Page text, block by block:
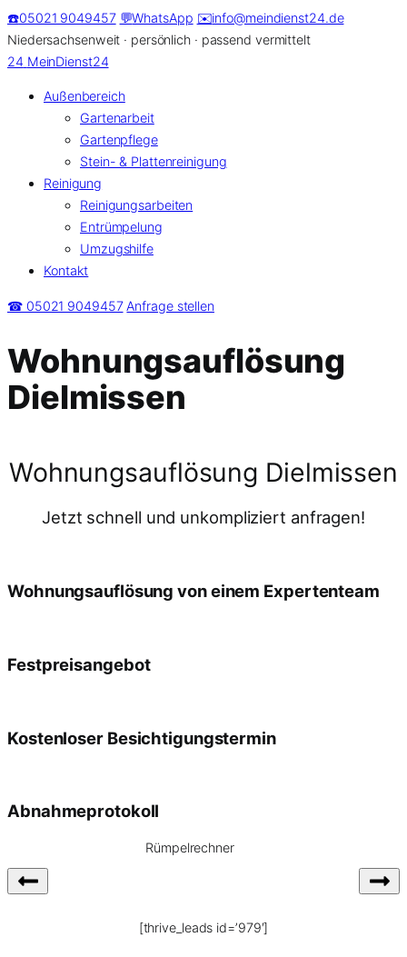
Zum
Inhalt
springen
☎️05021 9049457 💬WhatsApp ✉️info@meindienst24.de
Niedersachsenweit · persönlich · passend vermittelt
24 MeinDienst24
Außenbereich
Gartenarbeit
Gartenpflege
Stein- & Plattenreinigung
Reinigung
Reinigungsarbeiten
Entrümpelung
Umzugshilfe
Kontakt
☎ 05021 9049457 Anfrage stellen
Wohnungsauflösung
Dielmissen
Wohnungsauflösung Dielmissen
Jetzt schnell und unkompliziert anfragen!
Wohnungsauflösung von einem Expertenteam
Festpreisangebot
Kostenloser Besichtigungstermin
Abnahmeprotokoll
Rümpelrechner
[thrive_leads id=’979′]